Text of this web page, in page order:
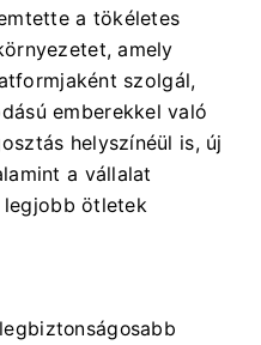
a tökéletes
amely
szolgál,
emberekkel való
helyszínéül is, új
a vállalat
ötletek